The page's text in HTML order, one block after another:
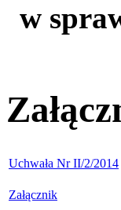
w
Uchwała Nr II/2/2014
Załącznik